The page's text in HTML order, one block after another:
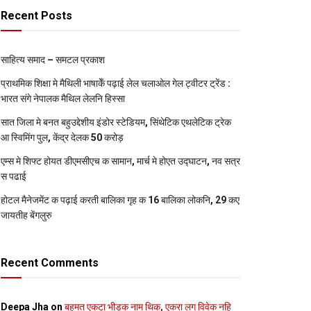
Recent Posts
साहित्य समाद – समटल प्रकाश
प्राथमिक शि‍क्षा मे मैथि‍ली भाषाकेँ पढ़ाई लेल चलाओल गेल ट्वीटर ट्रेंड :
भारत संगे नेपालक मैथिल लेलनि हिस्सा
सात जिला मे बनत बहुउद्देशीय इंडोर स्‍टेडि‍यम, सिंथेटिक एथलेटिक ट्रेक
आ स्विमिंग पुल, केंद्र देलक 50 करोड़
एम्स मे शिफ्ट होयत डीएमसीएच क सामान, मार्च मे होएत उद्घाटन, नव सत्र
स पढाई
होटल मैनेजमेंट क पढ़ाई करती बालिका गृह क 16 बालिका लोकनि, 29 कए
जायतीह बेंगलुरु
Recent Comments
Deepa Jha on बहुमत एकटा भीड़क नाम थिक, एकरा लग विवेक नहि